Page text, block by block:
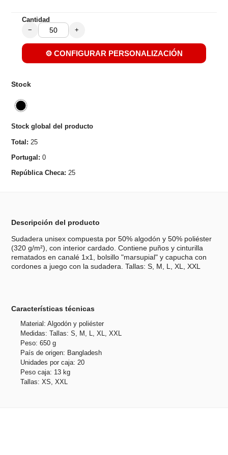
Cantidad
− +
⚙️ CONFIGURAR PERSONALIZACIÓN
Stock
Stock global del producto
Total: 25
Portugal: 0
República Checa: 25
Descripción del producto
Sudadera unisex compuesta por 50% algodón y 50% poliéster
(320 g/m²), con interior cardado. Contiene puños y cinturilla
rematados en canalé 1x1, bolsillo "marsupial" y capucha con
cordones a juego con la sudadera. Tallas: S, M, L, XL, XXL
Características técnicas
Material: Algodón y poliéster
Medidas: Tallas: S, M, L, XL, XXL
Peso: 650 g
País de origen: Bangladesh
Unidades por caja: 20
Peso caja: 13 kg
Tallas: XS, XXL